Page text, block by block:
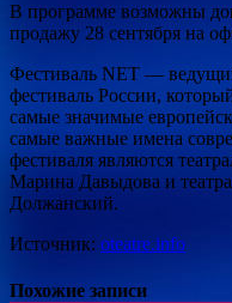
В программе возможны
продажу 28 сентября на
Фестиваль NET —
фестиваль России,
самые значимые
самые важные имена
фестиваля являются
Марина Давыдова и
Должанский.
Источник: oteatre.info
Похожие записи